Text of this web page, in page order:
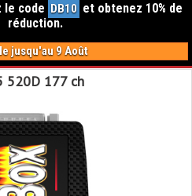
le code DB10 et obtenez 10% de
réduction.
jusqu'au 9 Août
520D 177 ch